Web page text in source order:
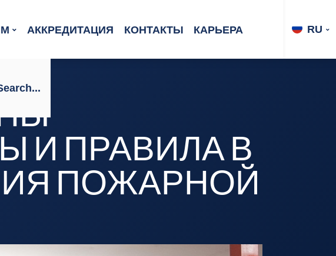
RU
АККРЕДИТАЦИЯ КОНТАКТЫ КАРЬЕРА
И ПРАВИЛА В
ПОЖАРНОЙ